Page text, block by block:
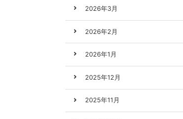
2026年3月
2026年2月
2026年1月
2025年12月
2025年11月